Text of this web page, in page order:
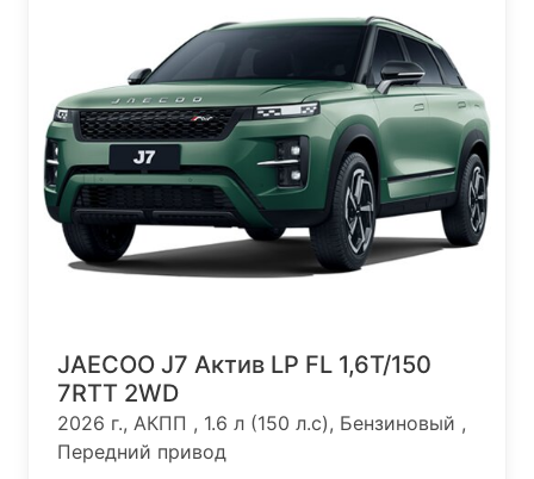
JAECOO J7 Актив LP FL 1,6T/150
7RTT 2WD
2026 г., АКПП , 1.6 л (150 л.с), Бензиновый ,
Передний привод